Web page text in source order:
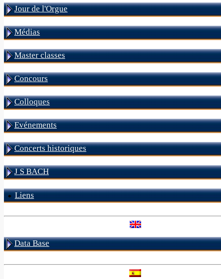
Jour de l'Orgue
Médias
Master classes
Concours
Colloques
Evénements
Concerts historiques
J S BACH
Liens
Data Base